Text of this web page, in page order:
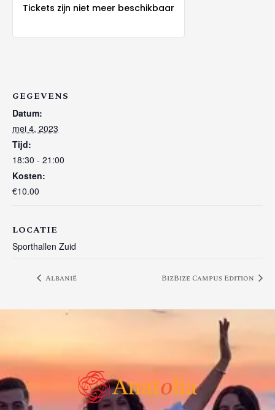
GEGEVENS
Datum:
mei 4, 2023
Tijd:
18:30 - 21:00
Kosten:
€10.00
LOCATIE
Sporthallen Zuid
Tickets zijn niet meer beschikbaar
Albanië BizBize Campus Edition